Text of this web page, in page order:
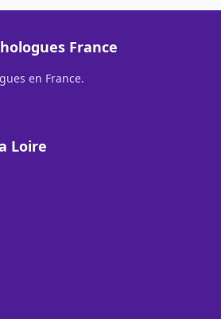
France
en France.
Loire